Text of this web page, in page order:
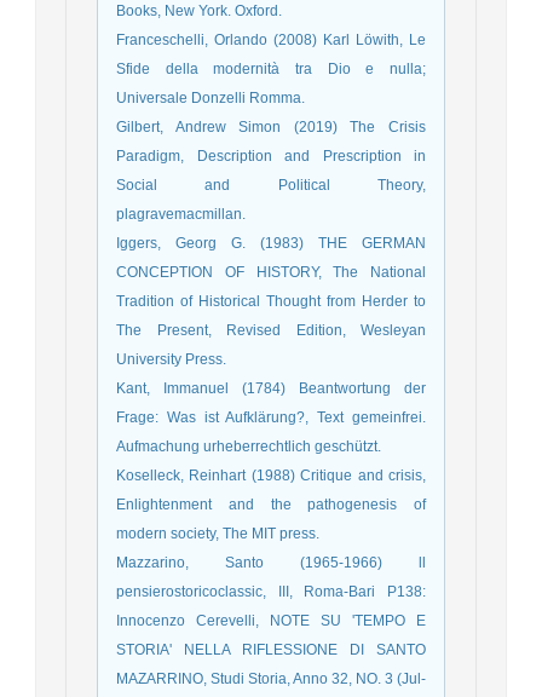
Books, New York. Oxford.
Franceschelli, Orlando (2008) Karl Löwith, Le
Sfide della modernità tra Dio e nulla;
Universale Donzelli Romma.
Gilbert, Andrew Simon (2019) The Crisis
Paradigm, Description and Prescription in
Social and Political Theory,
plagravemacmillan.
Iggers, Georg G. (1983) THE GERMAN
CONCEPTION OF HISTORY, The National
Tradition of Historical Thought from Herder to
The Present, Revised Edition, Wesleyan
University Press.
Kant, Immanuel (1784) Beantwortung der
Frage: Was ist Aufklärung?, Text gemeinfrei.
Aufmachung urheberrechtlich geschützt.
Koselleck, Reinhart (1988) Critique and crisis,
Enlightenment and the pathogenesis of
modern society, The MIT press.
Mazzarino, Santo (1965-1966) ll
pensierostoricoclassic, III, Roma-Bari P138:
Innocenzo Cerevelli, NOTE SU 'TEMPO E
STORIA' NELLA RIFLESSIONE DI SANTO
MAZARRINO, Studi Storia, Anno 32, NO. 3 (Jul-